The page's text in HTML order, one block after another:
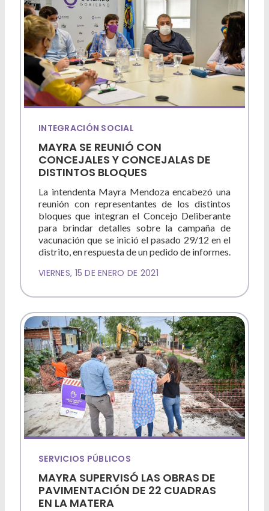
INTEGRACIÓN SOCIAL
MAYRA SE REUNIÓ CON
CONCEJALES Y CONCEJALAS DE
DISTINTOS BLOQUES
La intendenta Mayra Mendoza encabezó una
reunión con representantes de los distintos
bloques que integran el Concejo Deliberante
para brindar detalles sobre la campaña de
vacunación que se inició el pasado 29/12 en el
distrito, en respuesta de un pedido de informes.
VIERNES, 15 DE ENERO DE 2021
SERVICIOS PÚBLICOS
MAYRA SUPERVISÓ LAS OBRAS DE
PAVIMENTACIÓN DE 22 CUADRAS
EN LA MATERA